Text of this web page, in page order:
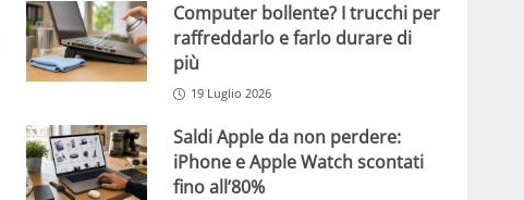
Computer bollente? I trucchi per
raffreddarlo e farlo durare di
più
19 Luglio 2026
Saldi Apple da non perdere:
iPhone e Apple Watch scontati
fino all’80%